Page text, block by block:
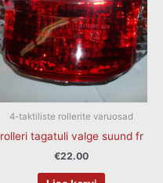
4-taktiliste rollerite varuosad
rolleri tagatuli valge suund fr
€22.00